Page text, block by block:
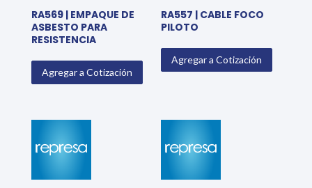
RA569 | EMPAQUE DE
ASBESTO PARA
RESISTENCIA
Agregar a Cotización
RA557 | CABLE FOCO
PILOTO
Agregar a Cotización